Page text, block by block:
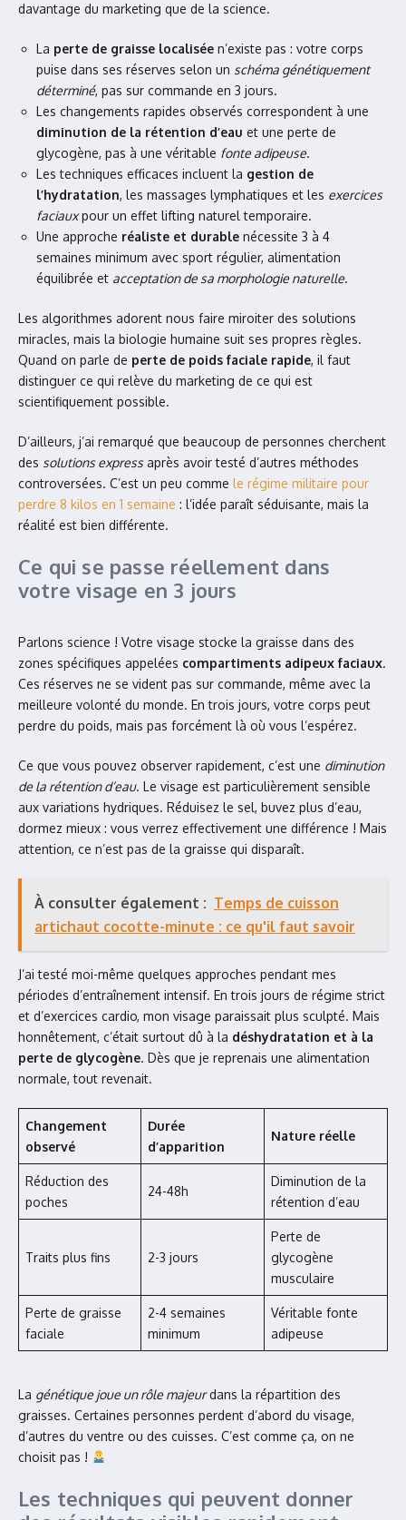
davantage du marketing que de la science.
La perte de graisse localisée n’existe pas : votre corps
puise dans ses réserves selon un schéma génétiquement
déterminé, pas sur commande en 3 jours.
Les changements rapides observés correspondent à une
diminution de la rétention d’eau et une perte de
glycogène, pas à une véritable fonte adipeuse.
Les techniques efficaces incluent la gestion de
l’hydratation, les massages lymphatiques et les exercices
faciauxpour un effet lifting naturel temporaire.
Une approche réaliste et durable nécessite 3 à 4
semaines minimum avec sport régulier, alimentation
équilibrée et acceptation de sa morphologie naturelle.
Les algorithmes adorent nous faire miroiter des solutions
miracles, mais la biologie humaine suit ses propres règles.
Quand on parle de perte de poids faciale rapide, il faut
distinguer ce qui relève du marketing de ce qui est
scientifiquement possible.
D’ailleurs, j’ai remarqué que beaucoup de personnes cherchent
des solutions expressaprès avoir testé d’autres méthodes
controversées. C’est un peu comme le régime militaire pour
perdre 8 kilos en 1 semaine : l’idée paraît séduisante, mais la
réalité est bien différente.
Ce qui se passe réellement dans
votre visage en 3 jours
Parlons science ! Votre visage stocke la graisse dans des
zones spécifiques appelées compartiments adipeux faciaux.
Ces réserves ne se vident pas sur commande, même avec la
meilleure volonté du monde. En trois jours, votre corps peut
perdre du poids, mais pas forcément là où vous l’espérez.
Ce que vous pouvez observer rapidement, c’est une diminution
de la rétention d’eau. Le visage est particulièrement sensible
aux variations hydriques. Réduisez le sel, buvez plus d’eau,
dormez mieux : vous verrez effectivement une différence ! Mais
attention, ce n’est pas de la graisse qui disparaît.
À consulter également : Temps de cuisson
artichaut cocotte-minute : ce qu'il faut savoir
J’ai testé moi-même quelques approches pendant mes
périodes d’entraînement intensif. En trois jours de régime strict
et d’exercices cardio, mon visage paraissait plus sculpté. Mais
honnêtement, c’était surtout dû à la déshydratation et à la
perte de glycogène. Dès que je reprenais une alimentation
normale, tout revenait.
Changement
observé
Durée
d’apparition
Nature réelle
Réduction des
poches
24-48h
Diminution de la
rétention d’eau
Traits plus fins 2-3 jours
Perte de
glycogène
musculaire
Perte de graisse
faciale
2-4 semaines
minimum
Véritable fonte
adipeuse
La génétique joue un rôle majeurdans la répartition des
graisses. Certaines personnes perdent d’abord du visage,
d’autres du ventre ou des cuisses. C’est comme ça, on ne
choisit pas !
Les techniques qui peuvent donner